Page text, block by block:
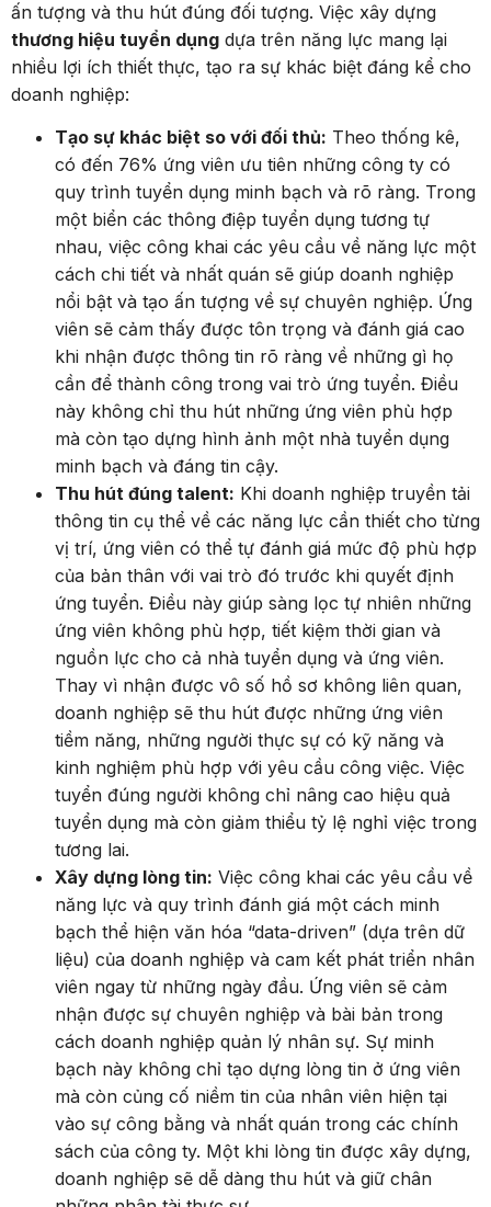
ấn tượng và thu hút đúng đối tượng. Việc xây dựng
thương hiệu tuyển dụng dựa trên năng lực mang lại
nhiều lợi ích thiết thực, tạo ra sự khác biệt đáng kể cho
doanh nghiệp:
Tạo sự khác biệt so với đối thủ: Theo thống kê,
có đến 76% ứng viên ưu tiên những công ty có
quy trình tuyển dụng minh bạch và rõ ràng. Trong
một biển các thông điệp tuyển dụng tương tự
nhau, việc công khai các yêu cầu về năng lực một
cách chi tiết và nhất quán sẽ giúp doanh nghiệp
nổi bật và tạo ấn tượng về sự chuyên nghiệp. Ứng
viên sẽ cảm thấy được tôn trọng và đánh giá cao
khi nhận được thông tin rõ ràng về những gì họ
cần để thành công trong vai trò ứng tuyển. Điều
này không chỉ thu hút những ứng viên phù hợp
mà còn tạo dựng hình ảnh một nhà tuyển dụng
minh bạch và đáng tin cậy.
Thu hút đúng talent: Khi doanh nghiệp truyền tải
thông tin cụ thể về các năng lực cần thiết cho từng
vị trí, ứng viên có thể tự đánh giá mức độ phù hợp
của bản thân với vai trò đó trước khi quyết định
ứng tuyển. Điều này giúp sàng lọc tự nhiên những
ứng viên không phù hợp, tiết kiệm thời gian và
nguồn lực cho cả nhà tuyển dụng và ứng viên.
Thay vì nhận được vô số hồ sơ không liên quan,
doanh nghiệp sẽ thu hút được những ứng viên
tiềm năng, những người thực sự có kỹ năng và
kinh nghiệm phù hợp với yêu cầu công việc. Việc
tuyển đúng người không chỉ nâng cao hiệu quả
tuyển dụng mà còn giảm thiểu tỷ lệ nghỉ việc trong
tương lai.
Xây dựng lòng tin: Việc công khai các yêu cầu về
năng lực và quy trình đánh giá một cách minh
bạch thể hiện văn hóa “data-driven” (dựa trên dữ
liệu) của doanh nghiệp và cam kết phát triển nhân
viên ngay từ những ngày đầu. Ứng viên sẽ cảm
nhận được sự chuyên nghiệp và bài bản trong
cách doanh nghiệp quản lý nhân sự. Sự minh
bạch này không chỉ tạo dựng lòng tin ở ứng viên
mà còn củng cố niềm tin của nhân viên hiện tại
vào sự công bằng và nhất quán trong các chính
sách của công ty. Một khi lòng tin được xây dựng,
doanh nghiệp sẽ dễ dàng thu hút và giữ chân